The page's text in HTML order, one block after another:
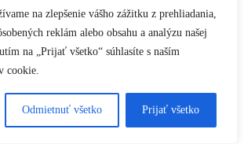
na zlepšenie vášho zážitku z prehliadania,
reklám alebo obsahu a analýzu našej
na „Prijať všetko“ súhlasíte s naším
cookie.
Odmietnuť všetko Prijať všetko
WordPress |Theme: refur by Crocoblock.